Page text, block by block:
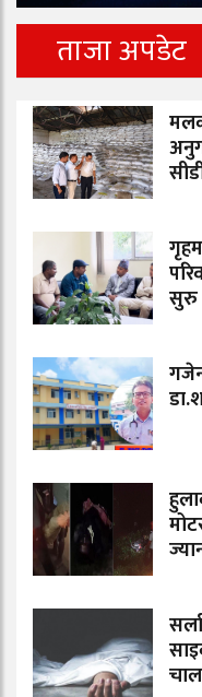
ताजा अपडेट
सुरु